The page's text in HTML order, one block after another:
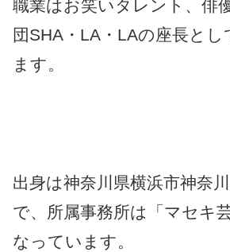
職業はお笑いタレント、俳
団SHA・LA・LAの座長とし
ます。
出身は神奈川県横浜市神奈
で、所属事務所は「マセキ
なっています。